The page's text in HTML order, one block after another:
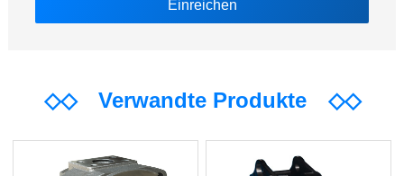
◇◇Verwandte Produkte ◇◇